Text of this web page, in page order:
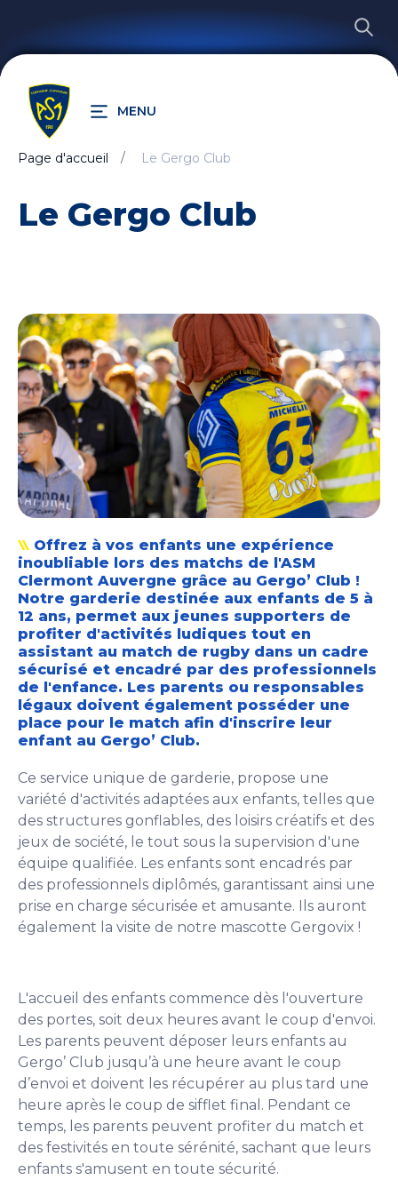
RECHERCHER
MENU
Page d'accueil Le Gergo Club
Le Gergo Club
Offrez à vos enfants une expérience
inoubliable lors des matchs de l'ASM
Clermont Auvergne grâce au Gergo’ Club !
Notre garderie destinée aux enfants de 5 à
12 ans, permet aux jeunes supporters de
profiter d'activités ludiques tout en
assistant au match de rugby dans un cadre
sécurisé et encadré par des professionnels
de l'enfance. Les parents ou responsables
légaux doivent également posséder une
place pour le match afin d'inscrire leur
enfant au Gergo’ Club.
Ce service unique de garderie, propose une
variété d'activités adaptées aux enfants, telles que
des structures gonflables, des loisirs créatifs et des
jeux de société, le tout sous la supervision d'une
équipe qualifiée. Les enfants sont encadrés par
des professionnels diplômés, garantissant ainsi une
prise en charge sécurisée et amusante. Ils auront
également la visite de notre mascotte Gergovix !
L'accueil des enfants commence dès l'ouverture
des portes, soit deux heures avant le coup d'envoi.
Les parents peuvent déposer leurs enfants au
Gergo’ Club jusqu’à une heure avant le coup
d’envoi et doivent les récupérer au plus tard une
heure après le coup de sifflet final. Pendant ce
temps, les parents peuvent profiter du match et
des festivités en toute sérénité, sachant que leurs
enfants s'amusent en toute sécurité.